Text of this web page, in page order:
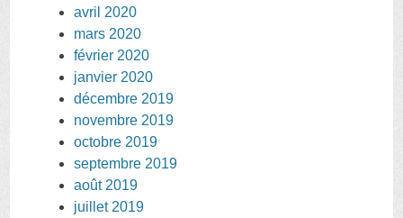
avril 2020
mars 2020
février 2020
janvier 2020
décembre 2019
novembre 2019
octobre 2019
septembre 2019
août 2019
juillet 2019